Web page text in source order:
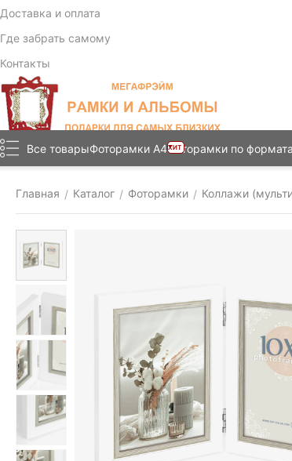
Доставка и оплата
Где забрать самому
Контакты
Все товарыФоторамки А4ХИТ
Фоторамки по
Главная / Каталог / Фоторамки / Коллажи